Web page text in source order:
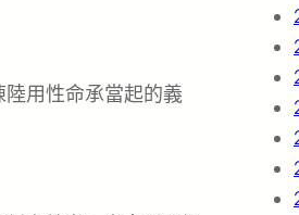
用性命承當起的義